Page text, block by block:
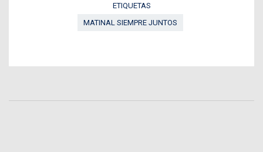
ETIQUETAS
MATINAL SIEMPRE JUNTOS